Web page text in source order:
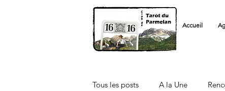
Accueil
Tous les posts A la Une